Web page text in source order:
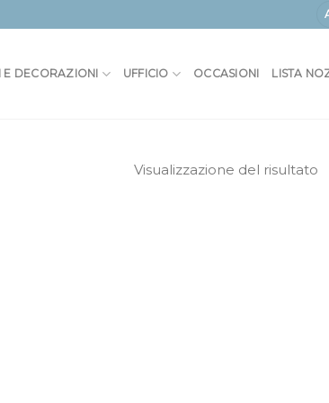
E DECORAZIONI UFFICIO OCCASIONI LISTA
Visualizzazione del risultato